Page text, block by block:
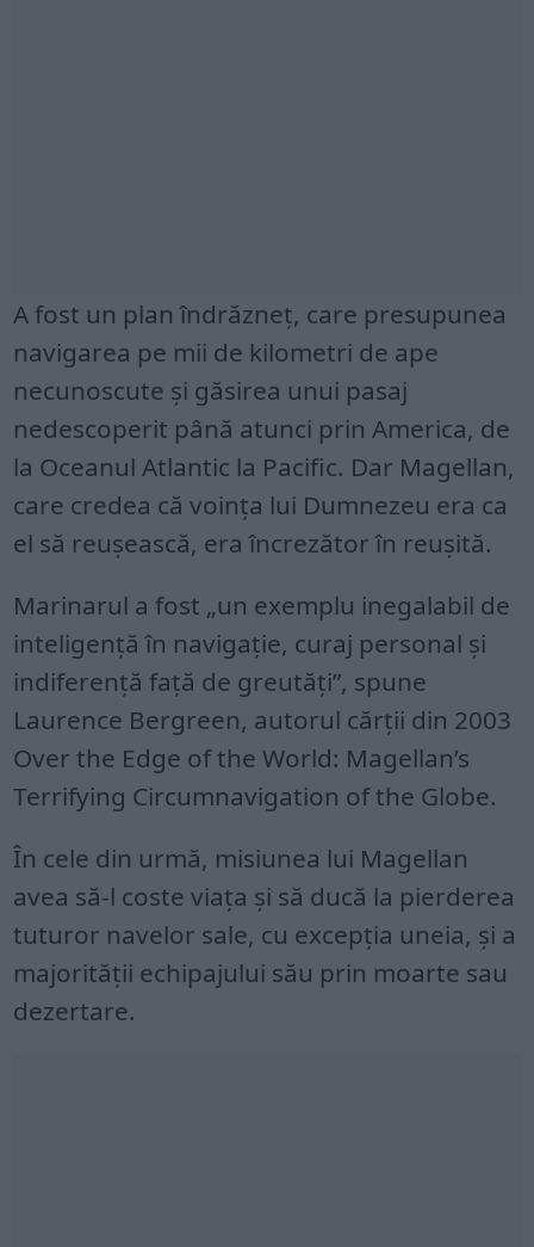
A fost un plan îndrăzneț, care presupunea
navigarea pe mii de kilometri de ape
necunoscute și găsirea unui pasaj
nedescoperit până atunci prin America, de
la Oceanul Atlantic la Pacific. Dar Magellan,
care credea că voința lui Dumnezeu era ca
el să reușească, era încrezător în reușită.
Marinarul a fost „un exemplu inegalabil de
inteligență în navigație, curaj personal și
indiferență față de greutăți”, spune
Laurence Bergreen, autorul cărții din 2003
Over the Edge of the World: Magellan’s
Terrifying Circumnavigation of the Globe.
În cele din urmă, misiunea lui Magellan
avea să-l coste viața și să ducă la pierderea
tuturor navelor sale, cu excepția uneia, și a
majorității echipajului său prin moarte sau
dezertare.